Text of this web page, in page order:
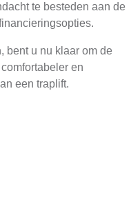
te besteden aan de
bent u nu klaar om de
en
een traplift.